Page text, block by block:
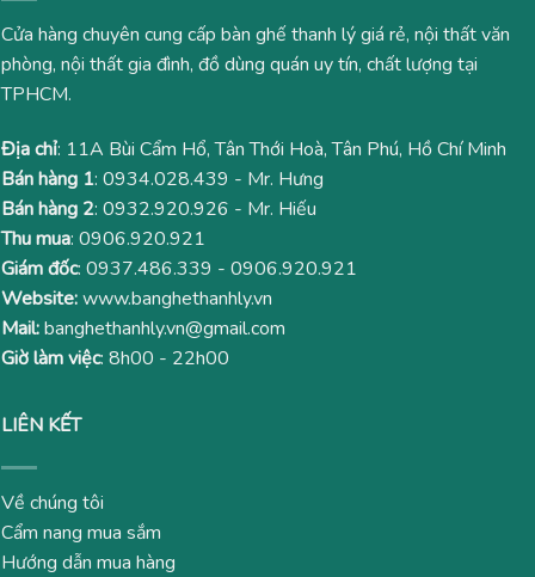
Cửa hàng chuyên cung cấp bàn ghế thanh lý giá rẻ, nội thất văn
phòng, nội thất gia đình, đồ dùng quán uy tín, chất lượng tại
TPHCM.
Địa chỉ: 11A Bùi Cẩm Hổ, Tân Thới Hoà, Tân Phú, Hồ Chí Minh
Bán hàng 1: 0934.028.439 - Mr. Hưng
Bán hàng 2: 0932.920.926 - Mr. Hiếu
Thu mua: 0906.920.921
Giám đốc: 0937.486.339 - 0906.920.921
Website:www.banghethanhly.vn
Mail:banghethanhly.vn@gmail.com
Giờ làm việc: 8h00 - 22h00
LIÊN KẾT
Về chúng tôi
Cẩm nang mua sắm
Hướng dẫn mua hàng